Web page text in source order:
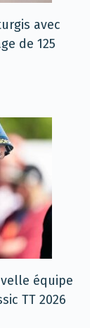
avec
de 125
équipe
TT 2026